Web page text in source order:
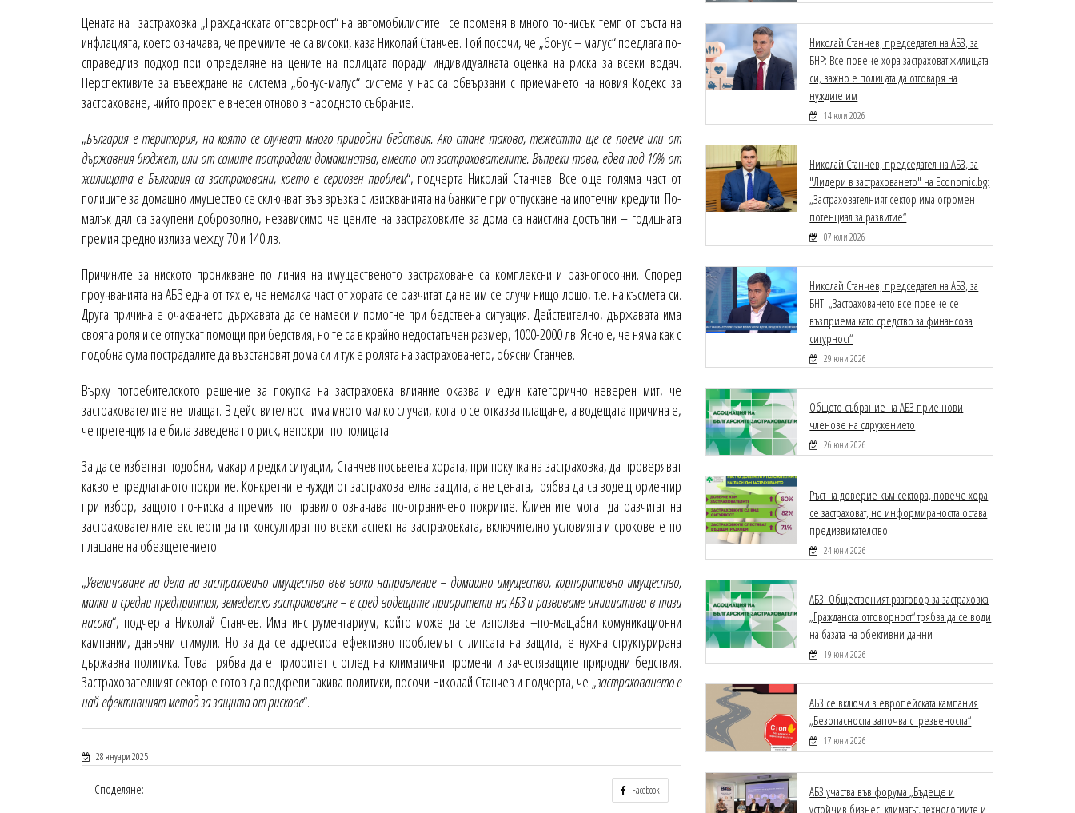
Цената на застраховка „Гражданската отговорност“ на автомобилистите се променя в много по-нисък темп от ръста на
инфлацията, което означава, че премиите не са високи, каза Николай Станчев. Той посочи, че „бонус – малус“ предлага по-
справедлив подход при определяне на цените на полицата поради индивидуалната оценка на риска за всеки водач.
Перспективите за въвеждане на система „бонус-малус“ система у нас са обвързани с приемането на новия Кодекс за
застраховане, чийто проект е внесен отново в Народното събрание.
„България е територия, на която се случват много природни бедствия. Ако стане такова, тежестта ще се поеме или от
държавния бюджет, или от самите пострадали домакинства, вместо от застрахователите. Въпреки това, едва под 10% от
жилищата в България са застраховани, което е сериозен проблем“, подчерта Николай Станчев. Все още голяма част от
полиците за домашно имущество се сключват във връзка с изискванията на банките при отпускане на ипотечни кредити. По-
малък дял са закупени доброволно, независимо че цените на застраховките за дома са наистина достъпни – годишната
премия средно излиза между 70 и 140 лв.
Причините за ниското проникване по линия на имущественото застраховане са комплексни и разнопосочни. Според
проучванията на АБЗ една от тях е, че немалка част от хората се разчитат да не им се случи нищо лошо, т.е. на късмета си.
Друга причина е очакването държавата да се намеси и помогне при бедствена ситуация. Действително, държавата има
своята роля и се отпускат помощи при бедствия, но те са в крайно недостатъчен размер, 1000-2000 лв. Ясно е, че няма как с
подобна сума пострадалите да възстановят дома си и тук е ролята на застраховането, обясни Станчев.
Върху потребителското решение за покупка на застраховка влияние оказва и един категорично неверен мит, че
застрахователите не плащат. В действителност има много малко случаи, когато се отказва плащане, а водещата причина е,
че претенцията е била заведена по риск, непокрит по полицата.
За да се избегнат подобни, макар и редки ситуации, Станчев посъветва хората, при покупка на застраховка, да проверяват
какво е предлаганото покритие. Конкретните нужди от застрахователна защита, а не цената, трябва да са водещ ориентир
при избор, защото по-ниската премия по правило означава по-ограничено покритие. Клиентите могат да разчитат на
застрахователните експерти да ги консултират по всеки аспект на застраховката, включително условията и сроковете по
плащане на обезщетението.
„Увеличаване на дела на застраховано имущество във всяко направление – домашно имущество, корпоративно имущество,
малки и средни предприятия, земеделско застраховане – е сред водещите приоритети на АБЗ и развиваме инициативи в тази
насока“, подчерта Николай Станчев. Има инструментариум, който може да се използва –по-мащабни комуникационни
кампании, данъчни стимули. Но за да се адресира ефективно проблемът с липсата на защита, е нужна структурирана
държавна политика. Това трябва да е приоритет с оглед на климатични промени и зачестяващите природни бедствия.
Застрахователният сектор е готов да подкрепи такива политики, посочи Николай Станчев и подчерта, чe „зacтpaxoвaнeтo e
нaй-eфeĸтивният мeтoд зa зaщитa от рискове“.
28 януари 2025
Споделяне: Facebook
Николай Станчев, председател на АБЗ, за
БНР: Все повече хора застраховат жилищата
си, важно е полицата да отговаря на
нуждите им
14 юли 2026
Николай Станчев, председател на АБЗ, за
"Лидери в застраховането" на Economic.bg:
„Застрахователният сектор има огромен
потенциал за развитие“
07 юли 2026
Николай Станчев, председател на АБЗ, за
БНТ: „Застраховането все повече се
възприема като средство за финансова
сигурност“
29 юни 2026
Общото събрание на АБЗ прие нови
членове на сдружението
26 юни 2026
Ръст на доверие към сектора, повече хора
се застраховат, но информираността остава
предизвикателство
24 юни 2026
АБЗ: Общественият разговор за застраховка
„Гражданска отговорност“ трябва да се води
на базата на обективни данни
19 юни 2026
АБЗ се включи в европейската кампания
„Безопасността започва с трезвеността“
17 юни 2026
АБЗ участва във форума „Бъдеще и
устойчив бизнес: климатът, технологиите и